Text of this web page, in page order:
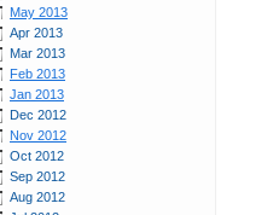
May 2013
Apr 2013
Mar 2013
Feb 2013
Jan 2013
Dec 2012
Nov 2012
Oct 2012
Sep 2012
Aug 2012